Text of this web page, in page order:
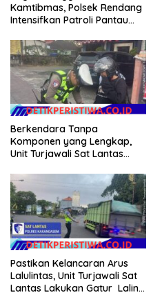
Kamtibmas, Polsek Rendang
Intensifkan Patroli Pantau
Berkendara Tanpa
Komponen yang Lengkap,
Unit Turjawali Sat Lantas
Tilang Manual
Pastikan Kelancaran Arus
Lalulintas, Unit Turjawali Sat
Lantas Lakukan Gatur Lalin